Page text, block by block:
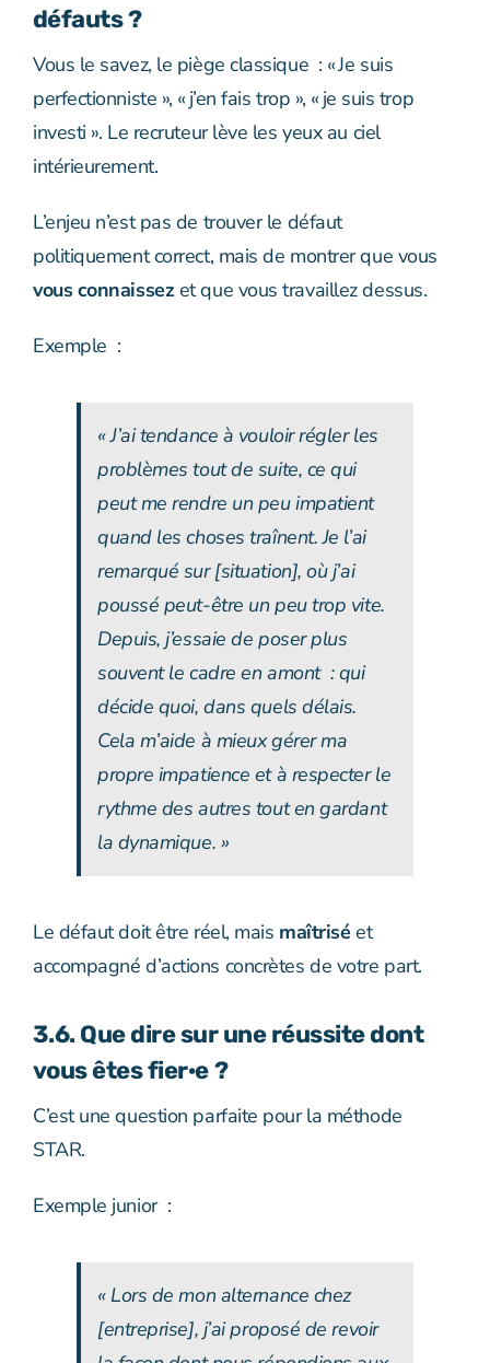
défauts ?
Vous le savez, le piège classique : « Je suis
perfectionniste », « j’en fais trop », « je suis trop
investi ». Le recruteur lève les yeux au ciel
intérieurement.
L’enjeu n’est pas de trouver le défaut
politiquement correct, mais de montrer que vous
vous connaissez et que vous travaillez dessus.
Exemple :
« J’ai tendance à vouloir régler les
problèmes tout de suite, ce qui
peut me rendre un peu impatient
quand les choses traînent. Je l’ai
remarqué sur [situation], où j’ai
poussé peut-être un peu trop vite.
Depuis, j’essaie de poser plus
souvent le cadre en amont : qui
décide quoi, dans quels délais.
Cela m’aide à mieux gérer ma
propre impatience et à respecter le
rythme des autres tout en gardant
la dynamique. »
Le défaut doit être réel, mais maîtriséet
accompagné d’actions concrètes de votre part.
3.6. Que dire sur une réussite dont
vous êtes fier·e ?
C’est une question parfaite pour la méthode
STAR.
Exemple junior :
« Lors de mon alternance chez
[entreprise], j’ai proposé de revoir